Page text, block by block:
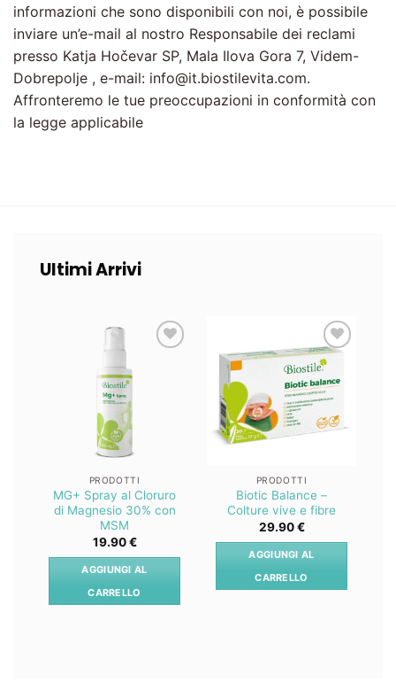
informazioni che sono disponibili con noi, è possibile
inviare un’e-mail al nostro Responsabile dei reclami
presso Katja Hočevar SP, Mala Ilova Gora 7, Videm-
Dobrepolje , e-mail: info@it.biostilevita.com.
Affronteremo le tue preoccupazioni in conformità con
la legge applicabile
Ultimi Arrivi
PRODOTTI
MG+ Spray al Cloruro
di Magnesio 30% con
MSM
19.90€
AGGIUNGI AL
CARRELLO
Lista
dei
desideri
PRODOTTI
Biotic Balance –
Colture vive e fibre
29.90€
AGGIUNGI AL
CARRELLO